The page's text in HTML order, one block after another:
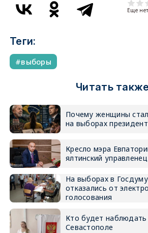
Еще
Теги:
выборы
Читать
Почему женщины
на выборах
Кресло мэра
ялтинский управленец
На выборах в
отказались от
голосования
Кто будет
Севастополе